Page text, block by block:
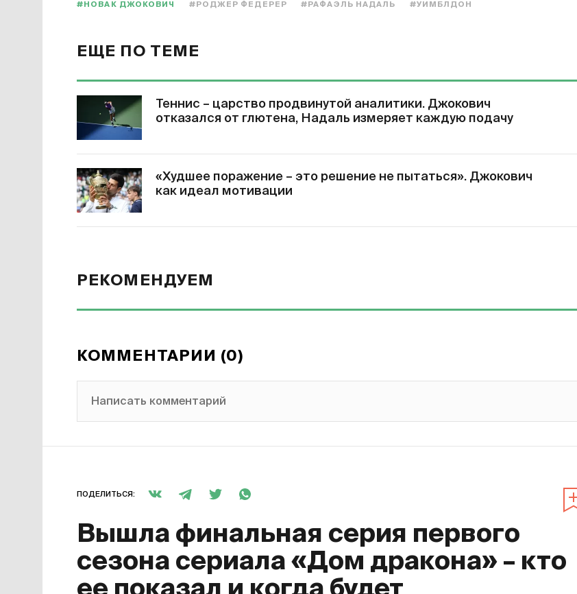
#НОВАК ДЖОКОВИЧ #РОДЖЕР ФЕДЕРЕР #РАФАЭЛЬ НАДАЛЬ #УИМБЛДОН
ЕЩЕ ПО ТЕМЕ
Теннис – царство продвинутой аналитики. Джокович
отказался от глютена, Надаль измеряет каждую подачу
«Худшее поражение – это решение не пытаться». Джокович
как идеал мотивации
РЕКОМЕНДУЕМ
КОММЕНТАРИИ (0)
Написать комментарий
ПОДЕЛИТЬСЯ:
Вышла финальная серия первого
сезона сериала «Дом дракона» – кто